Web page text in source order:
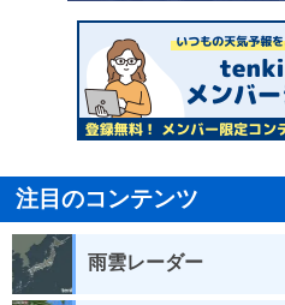
注目のコンテンツ
雨雲レーダー